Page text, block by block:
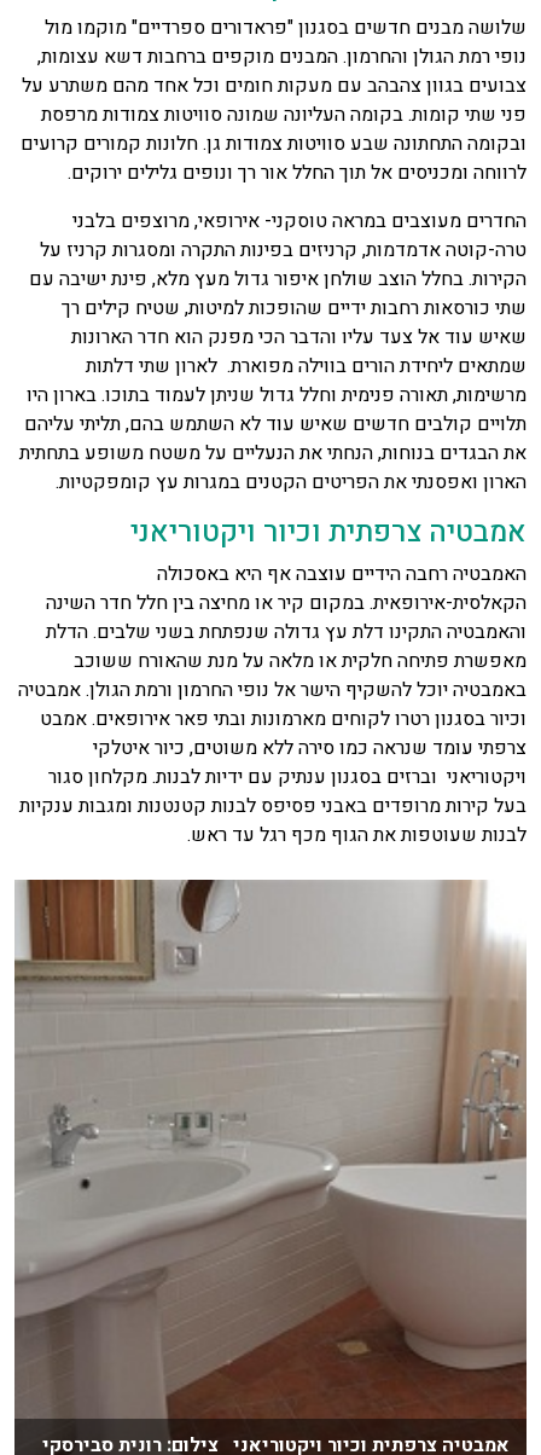
שלושה מבנים חדשים בסגנון "פראדורים ספרדיים" מוקמו מול
נופי רמת הגולן והחרמון. המבנים מוקפים ברחבות דשא עצומות,
צבועים בגוון צהבהב עם מעקות חומים וכל אחד מהם משתרע על
פני שתי קומות. בקומה העליונה שמונה סוויטות צמודות מרפסת
ובקומה התחתונה שבע סוויטות צמודות גן. חלונות קמורים קרועים
לרווחה ומכניסים אל תוך החלל אור רך ונופים גלילים ירוקים.
החדרים מעוצבים במראה טוסקני- אירופאי, מרוצפים בלבני
טרה-קוטה אדמדמות, קרניזים בפינות התקרה ומסגרות קרניז על
הקירות. בחלל הוצב שולחן איפור גדול מעץ מלא, פינת ישיבה עם
שתי כורסאות רחבות ידיים שהופכות למיטות, שטיח קילים רך
שאיש עוד אל צעד עליו והדבר הכי מפנק הוא חדר הארונות
שמתאים ליחידת הורים בווילה מפוארת. לארון שתי דלתות
מרשימות, תאורה פנימית וחלל גדול שניתן לעמוד בתוכו. בארון היו
תלויים קולבים חדשים שאיש עוד לא השתמש בהם, תליתי עליהם
את הבגדים בנוחות, הנחתי את הנעליים על משטח משופע בתחתית
הארון ואפסנתי את הפריטים הקטנים במגרות עץ קומפקטיות.
אמבטיה צרפתית וכיור ויקטוריאני
האמבטיה רחבה הידיים עוצבה אף היא באסכולה
הקאלסית-אירופאית. במקום קיר או מחיצה בין חלל חדר השינה
והאמבטיה התקינו דלת עץ גדולה שנפתחת בשני שלבים. הדלת
מאפשרת פתיחה חלקית או מלאה על מנת שהאורח ששוכב
באמבטיה יוכל להשקיף הישר אל נופי החרמון ורמת הגולן. אמבטיה
וכיור בסגנון רטרו לקוחים מארמונות ובתי פאר אירופאים. אמבט
צרפתי עומד שנראה כמו סירה ללא משוטים, כיור איטלקי
ויקטוריאני וברזים בסגנון ענתיק עם ידיות לבנות. מקלחון סגור
בעל קירות מרופדים באבני פסיפס לבנות קטנטנות ומגבות ענקיות
לבנות שעוטפות את הגוף מכף רגל עד ראש.
אמבטיה צרפתית וכיור ויקטוריאני צילום: רונית סבירסקי